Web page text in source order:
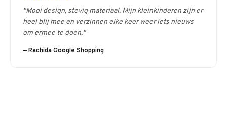
"Mooi design, stevig materiaal. Mijn kleinkinderen zijn er
heel blij mee en verzinnen elke keer weer iets nieuws
om ermee te doen."
— Rachida Google Shopping